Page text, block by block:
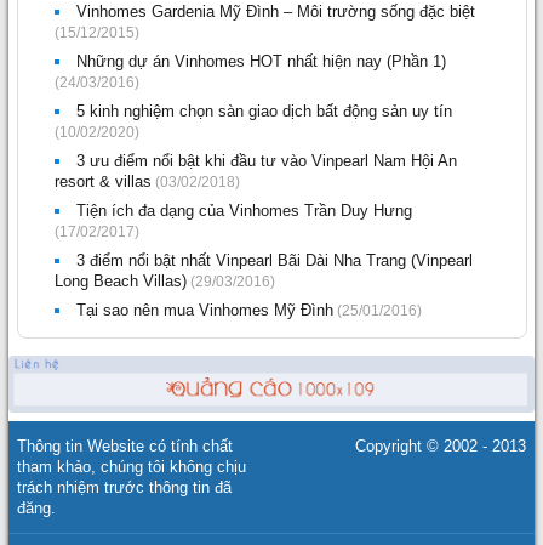
Vinhomes Gardenia Mỹ Đình – Môi trường sống đặc biệt
(15/12/2015)
Những dự án Vinhomes HOT nhất hiện nay (Phần 1)
(24/03/2016)
5 kinh nghiệm chọn sàn giao dịch bất động sản uy tín
(10/02/2020)
3 ưu điểm nổi bật khi đầu tư vào Vinpearl Nam Hội An
resort & villas (03/02/2018)
Tiện ích đa dạng của Vinhomes Trần Duy Hưng
(17/02/2017)
3 điểm nổi bật nhất Vinpearl Bãi Dài Nha Trang (Vinpearl
Long Beach Villas) (29/03/2016)
Tại sao nên mua Vinhomes Mỹ Đình (25/01/2016)
Thông tin Website có tính chất
tham khảo, chúng tôi không chịu
trách nhiệm trước thông tin đã
đăng.
Copyright © 2002 - 2013